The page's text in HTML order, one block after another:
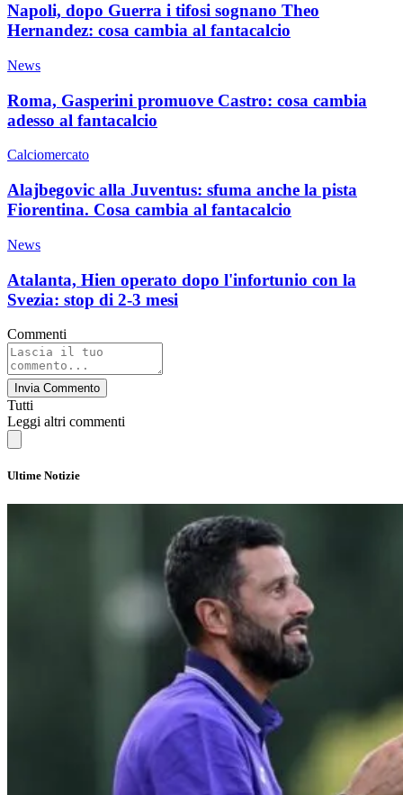
Napoli, dopo Guerra i tifosi sognano Theo
Hernandez: cosa cambia al fantacalcio
News
Roma, Gasperini promuove Castro: cosa cambia
adesso al fantacalcio
Calciomercato
Alajbegovic alla Juventus: sfuma anche la pista
Fiorentina. Cosa cambia al fantacalcio
News
Atalanta, Hien operato dopo l'infortunio con la
Svezia: stop di 2-3 mesi
Commenti
Invia Commento
Tutti
Leggi altri commenti
Ultime Notizie